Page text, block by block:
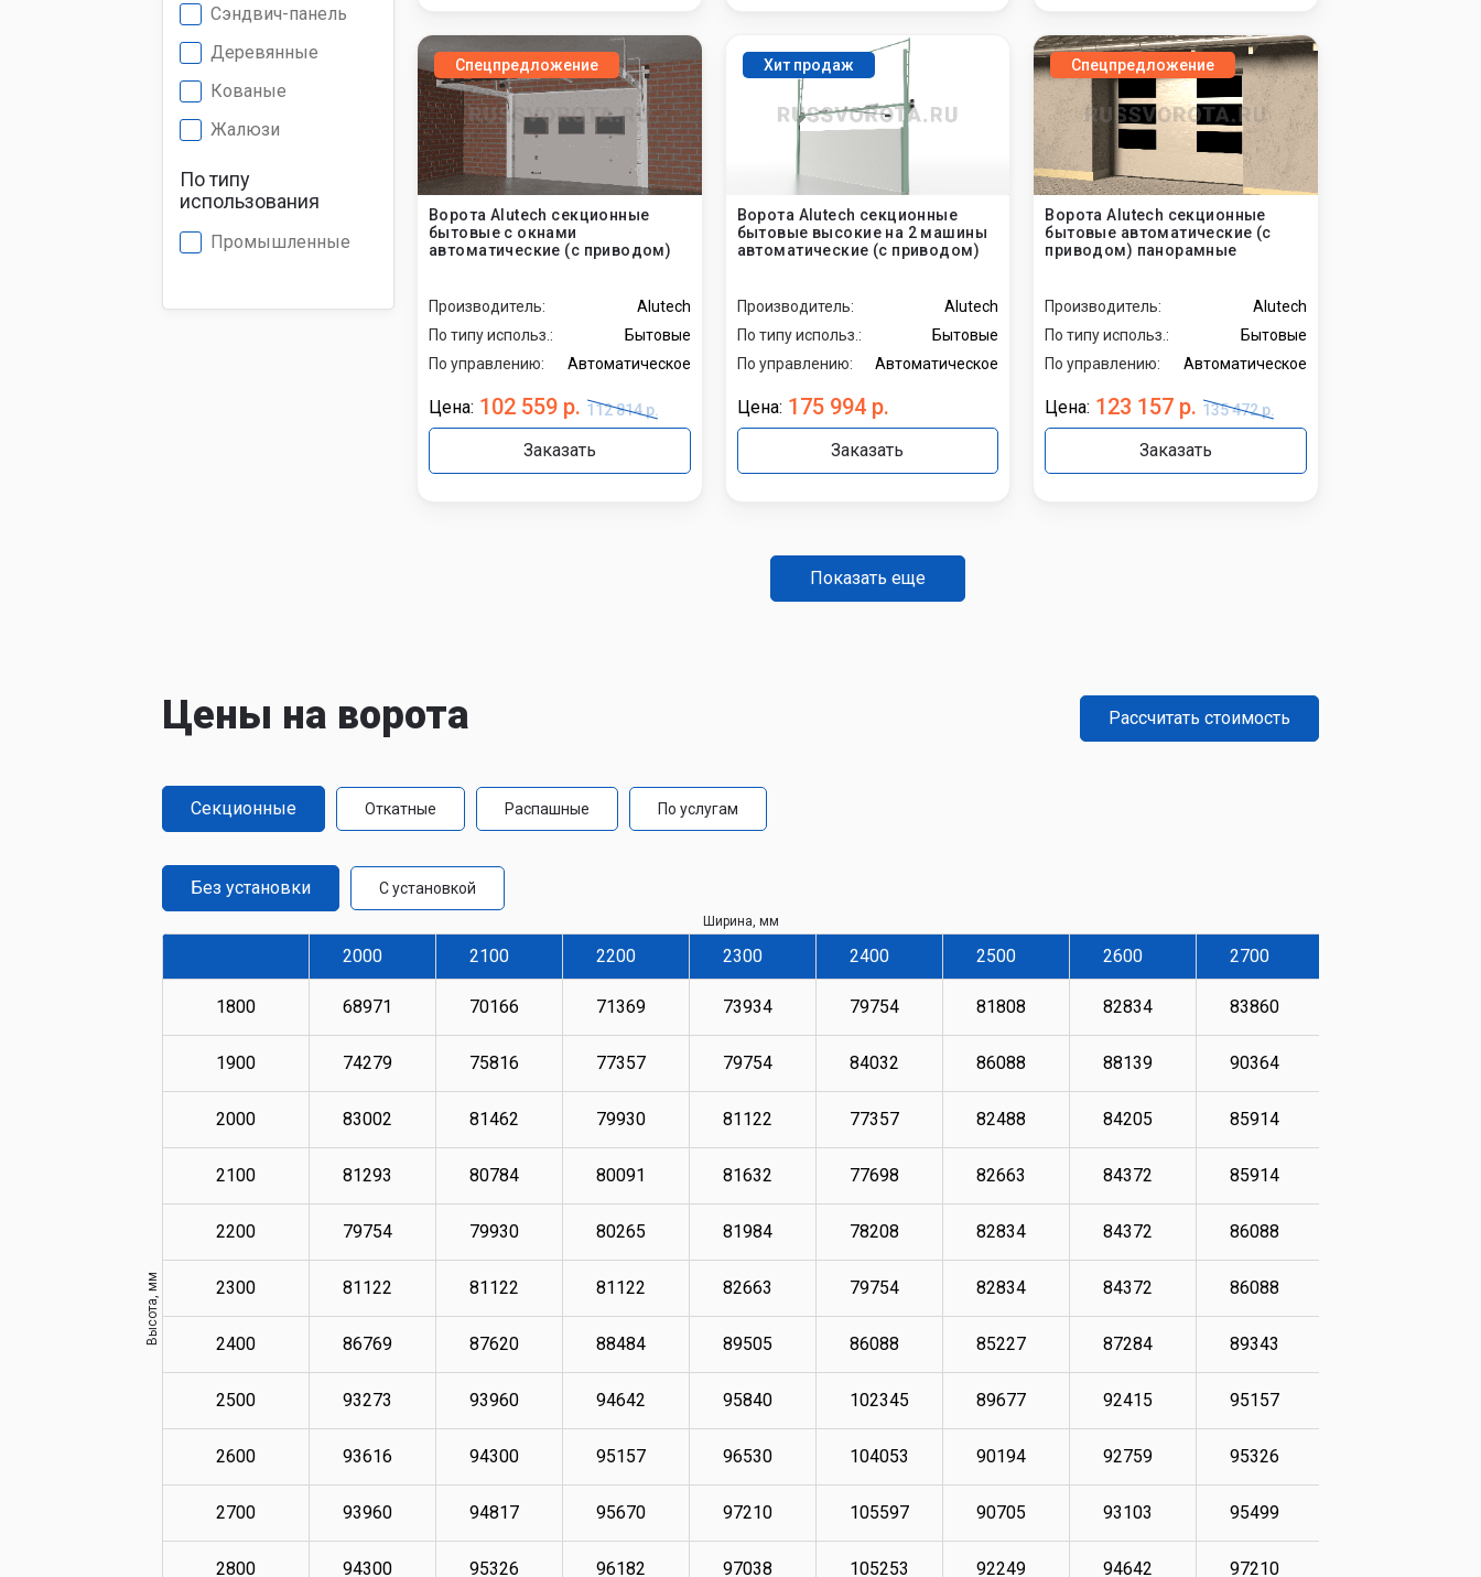
Сэндвич-панель
Деревянные
Кованые
Жалюзи
По типу
использования
Промышленные
Спецпредложение
Ворота Alutech секционные
бытовые с окнами
автоматические (с приводом)
Производитель:
Alutech
По типу использ.:
Бытовые
По управлению:
Автоматическое
Цена: 102 559 р. 112 814 р.
Заказать
Хит продаж
Ворота Alutech секционные
бытовые высокие на 2 машины
автоматические (с приводом)
Производитель:
Alutech
По типу использ.:
Бытовые
По управлению:
Автоматическое
Цена: 175 994 р.
Заказать
Спецпредложение
Ворота Alutech секционные
бытовые автоматические (с
приводом) панорамные
Производитель:
Alutech
По типу использ.:
Бытовые
По управлению:
Автоматическое
Цена: 123 157 р. 135 472 р.
Заказать
Показать еще
Цены на ворота Рассчитать стоимость
Секционные Откатные Распашные По услугам
Без установки С установкой
Ширина, мм
Высота, мм
2000 2100 2200 2300 2400 2500 2600 2700
1800 68971 70166 71369 73934 79754 81808 82834 83860
1900 74279 75816 77357 79754 84032 86088 88139 90364
2000 83002 81462 79930 81122 77357 82488 84205 85914
2100 81293 80784 80091 81632 77698 82663 84372 85914
2200 79754 79930 80265 81984 78208 82834 84372 86088
2300 81122 81122 81122 82663 79754 82834 84372 86088
2400 86769 87620 88484 89505 86088 85227 87284 89343
2500 93273 93960 94642 95840 102345 89677 92415 95157
2600 93616 94300 95157 96530 104053 90194 92759 95326
2700 93960 94817 95670 97210 105597 90705 93103 95499
2800 94300 95326 96182 97038 105253 92249 94642 97210